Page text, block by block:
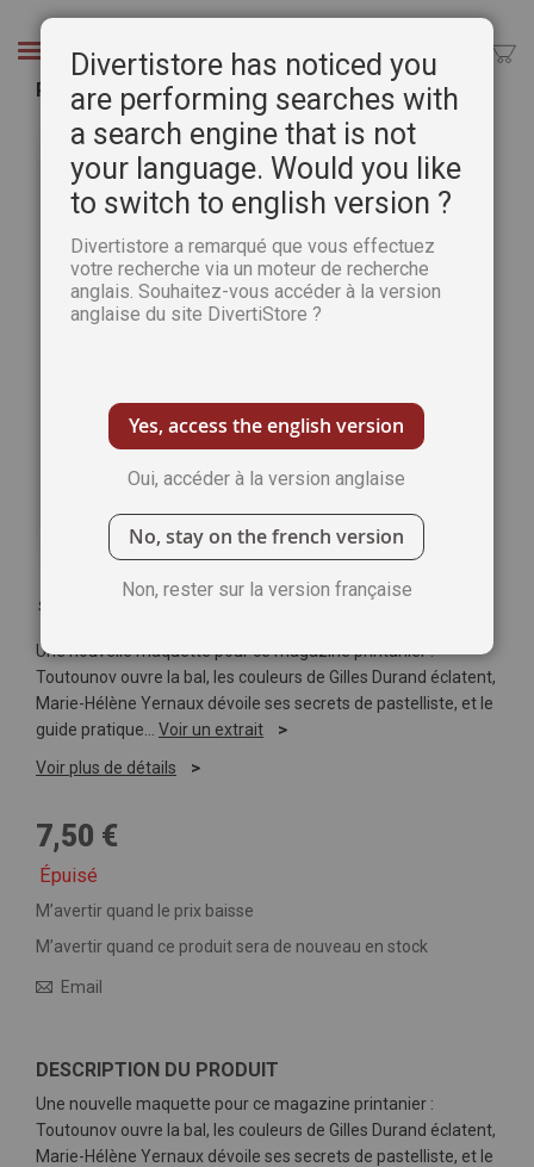
Chercher
Pratique des Arts n°109
Passer
galerie
d’images
Soyez le premier à commenter ce produit
Une nouvelle maquette pour ce magazine printanier :
Toutounov ouvre la bal, les couleurs de Gilles Durand éclatent,
Marie-Hélène Yernaux dévoile ses secrets de pastelliste, et le
guide pratique… Voir un extrait
Voir plus de détails
7,50 €
Épuisé
M’avertir quand le prix baisse
M’avertir quand ce produit sera de nouveau en stock
Email
DESCRIPTION DU PRODUIT
Une nouvelle maquette pour ce magazine printanier :
Toutounov ouvre la bal, les couleurs de Gilles Durand éclatent,
Marie-Hélène Yernaux dévoile ses secrets de pastelliste, et le
Divertistore has noticed you
are performing searches with
a search engine that is not
your language. Would you like
to switch to english version ?
Divertistore a remarqué que vous effectuez
votre recherche via un moteur de recherche
anglais. Souhaitez-vous accéder à la version
anglaise du site DivertiStore ?
Yes, access the english version
Oui, accéder à la version anglaise
No, stay on the french version
Non, rester sur la version française